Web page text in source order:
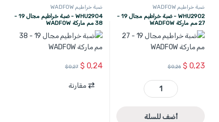
ضبة خراطيم WADFOW
WHU2902 - ضبة خراطيم مجال 19 -
27 مم ماركة WADFOW
$0,23
$0,26
WHU2902 - ضبة خراطيم مجال 19 - 27 مم ماركة WADFOW quantity
أضف للسلة
ضبة خراطيم WADFOW
WHU2904 - ضبة خراطيم مجال 19 -
38 مم ماركة WADFOW
$0,24
$0,27
مقارنة